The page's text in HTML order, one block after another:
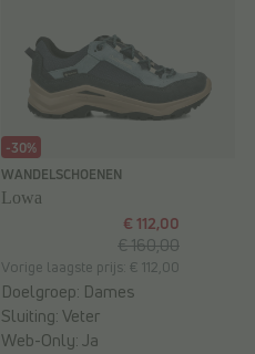
-30%
WANDELSCHOENEN
Lowa
Vorige laagste prijs: € 112,00
€ 160,00
€ 112,00
Doelgroep: Dames
Sluiting:Veter
Web-Only:Ja